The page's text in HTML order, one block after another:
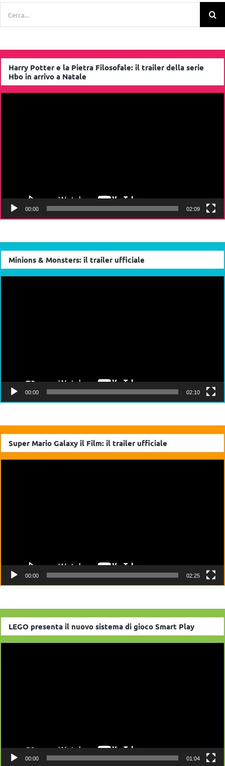
Harry Potter e la Pietra Filosofale: il trailer della serie
Hbo in arrivo a Natale
00:00 02:09
Minions & Monsters: il trailer ufficiale
00:00 02:10
Super Mario Galaxy il Film: il trailer ufficiale
00:00 02:25
LEGO presenta il nuovo sistema di gioco Smart Play
00:00 01:04